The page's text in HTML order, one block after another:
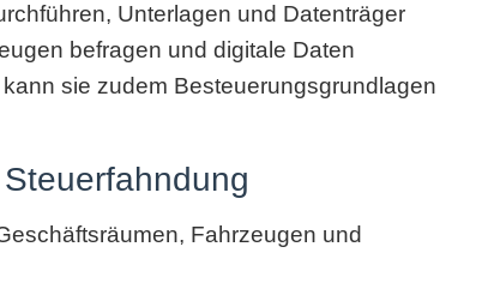
Unterlagen und Datenträger
befragen und digitale Daten
sie zudem Besteuerungsgrundlagen
Fahrzeugen und